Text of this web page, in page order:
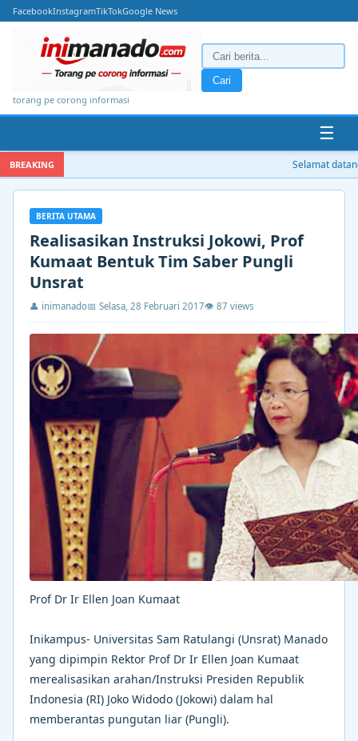
FacebookInstagramTikTokGoogle News
torang pe corong informasi
Cari
☰
BREAKING Selamat
BERITA UTAMA
Realisasikan Instruksi Jokowi, Prof
Kumaat Bentuk Tim Saber Pungli
Unsrat
👤 inimanado📅 Selasa, 28 Februari 2017👁 87 views
Prof Dr Ir Ellen Joan Kumaat
Inikampus- Universitas Sam Ratulangi (Unsrat) Manado
yang dipimpin Rektor Prof Dr Ir Ellen Joan Kumaat
merealisasikan arahan/Instruksi Presiden Republik
Indonesia (RI) Joko Widodo (Jokowi) dalam hal
memberantas pungutan liar (Pungli).